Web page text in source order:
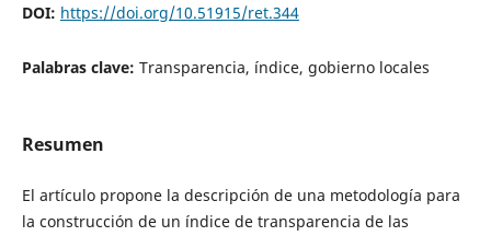
DOI: https://doi.org/10.51915/ret.344
Palabras clave: Transparencia, índice, gobierno locales
Resumen
El artículo propone la descripción de una metodología para
la construcción de un índice de transparencia de las